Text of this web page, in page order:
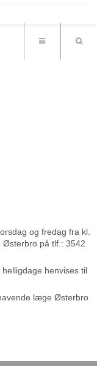
og fredag fra kl.
Østerbro på tlf.: 3542
henvises til
læge Østerbro